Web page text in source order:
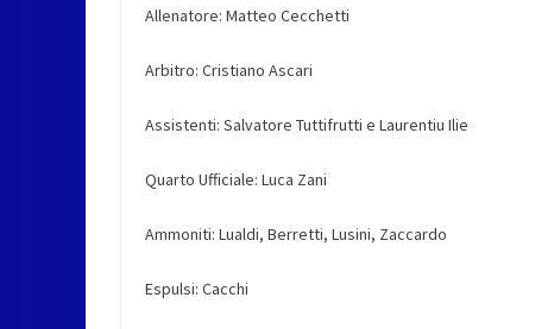
Allenatore: Matteo Cecchetti
Arbitro: Cristiano Ascari
Assistenti: Salvatore Tuttifrutti e Laurentiu Ilie
Quarto Ufficiale: Luca Zani
Ammoniti: Lualdi, Berretti, Lusini, Zaccardo
Espulsi: Cacchi